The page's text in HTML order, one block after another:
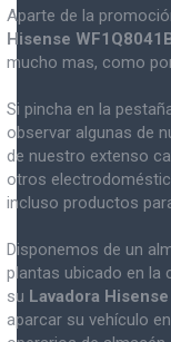
Aparte de la
Hisense
mucho mas, como
Si pincha en la
observar algunas de
de nuestro extenso
otros
incluso productos
Disponemos de un
plantas ubicado en la
su Lavadora
aparcar su vehículo